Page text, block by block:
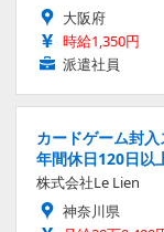
大阪府
時給1,350円
派遣社員
カードゲーム封
年間休日120日以
株式会社Le Lien
神奈川県